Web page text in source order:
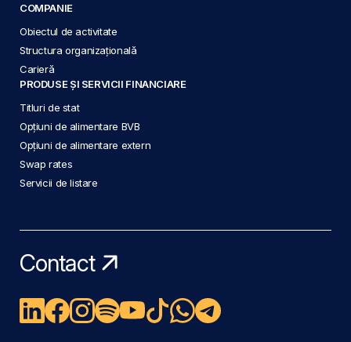
COMPANIE
Obiectul de activitate
Structura organizațională
Carieră
PRODUSE ȘI SERVICII FINANCIARE
Titluri de stat
Opțiuni de alimentare BVB
Opțiuni de alimentare extern
Swap rates
Servicii de listare
Contact